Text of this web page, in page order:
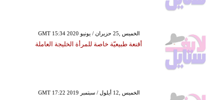
GMT 15:34 2020 الخميس ,25 حزيران / يونيو
أقنعة طبيعيّة خاصة للمرأة الخليجة العاملة
GMT 17:22 2019 الخميس ,12 أيلول / سبتمبر